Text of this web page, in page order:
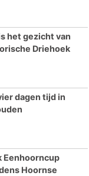
het gezicht van
Driehoek
dagen tijd in
Eenhoorncup
Hoornse